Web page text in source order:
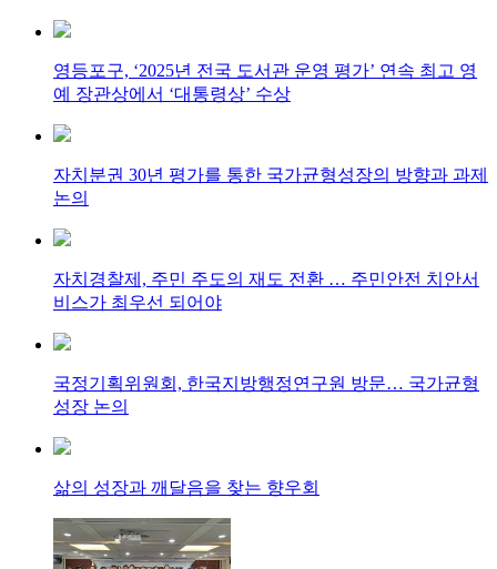
영등포구, ‘2025년 전국 도서관 운영 평가’ 연속 최고 영
예 장관상에서 ‘대통령상’ 수상
자치분권 30년 평가를 통한 국가균형성장의 방향과 과제
논의
자치경찰제, 주민 주도의 재도 전환 … 주민안전 치안서
비스가 최우선 되어야
국정기획위원회, 한국지방행정연구원 방문… 국가균형
성장 논의
삶의 성장과 깨달음을 찾는 향우회